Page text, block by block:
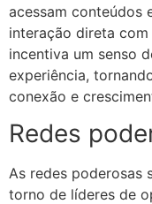
acessam conteúdos
interação direta com
incentiva um senso
experiência,
conexão e
Redes
As redes poderosas
torno de líderes de